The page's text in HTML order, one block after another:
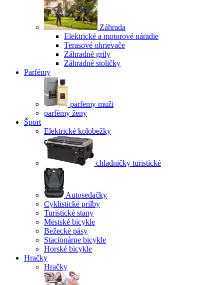
Záhrada
Elektrické a motorové náradie
Terasové ohrievače
Záhradné grily
Záhradné stoličky
Parfémy
parfemy muži
parfémy ženy
Šport
Elektrické kolobežky
chladničky turistické
Autosedačky
Cyklistické prilby
Turistické stany
Mestské bicykle
Bežecké pásy
Stacionárne bicykle
Horské bicykle
Hračky
Hračky